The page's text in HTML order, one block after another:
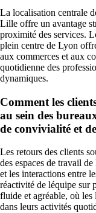
La localisation centrale
Lille offre un avantage
proximité des services.
plein centre de Lyon
aux commerces et aux
quotidienne des
dynamiques.
Comment les
au sein des
de convivialité et
Les retours des clients
des espaces de travail
et les interactions entre
réactivité de léquipe sur
fluide et agréable, où les
dans leurs activités